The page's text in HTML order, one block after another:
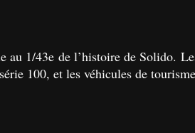
au 1/43e de l’histoire de Solido.
100, et les véhicules de